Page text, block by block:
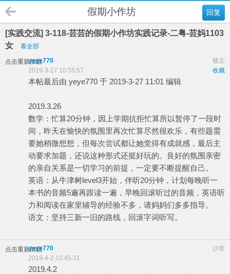
回复
假期小作坊
[实践交流] 3-118-芸芸的假期小作坊实践记录-二粤-芸妈1103
女
看全部
点击重新加载 楼主
yeye770
收藏
2019-3-27 10:55:57
本帖最后由 yeye770 于 2019-3-27 11:01 编辑
2019.3.26
数学：忙算20分钟，因上学期抗拒忙算所以暂停了一段时
间，昨天在愉快的氛围里再次忙算尽然很欢乐，有些题需
要她稍微想想，但每次尝试都让她觉得有成就感，最后主
动要求加题，还说这种形式还挺好玩的。良好的氛围亲密
的亲自关系是一切学习的前提，一定要不断提醒自己。
英语：从牛津树level3开始，伴听20分钟，计划每晚听一
本书的音频5遍再跟读一遍，早晚回滚听过的音频，英语听
力和阅读在家里辅导的经验不多，请妈妈们多多指导。
语文：坚持三新一旧的路线，回滚字词听写。
点击重新加载 沙发
yeye770
2019-4-2 15:45:31
2019.4.2